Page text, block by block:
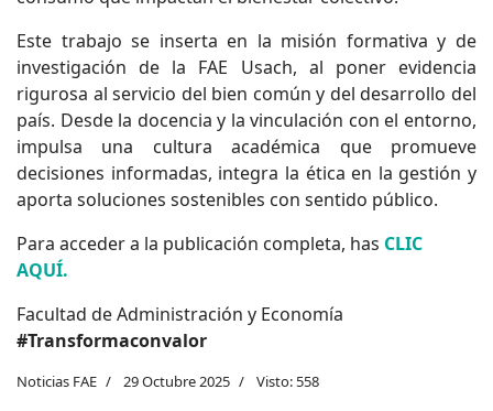
Este trabajo se inserta en la misión formativa y de
investigación de la FAE Usach, al poner evidencia
rigurosa al servicio del bien común y del desarrollo del
país. Desde la docencia y la vinculación con el entorno,
impulsa una cultura académica que promueve
decisiones informadas, integra la ética en la gestión y
aporta soluciones sostenibles con sentido público.
Para acceder a la publicación completa, has CLIC
AQUÍ.
Facultad de Administración y Economía
#Transformaconvalor
Noticias FAE 29 Octubre 2025 Visto: 558